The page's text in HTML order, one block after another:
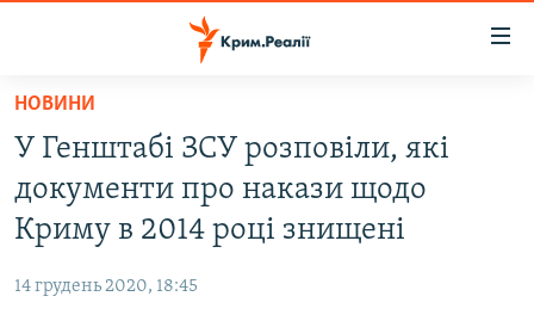
Перейти
основного
матеріалу
Перейти
до
основної
навігації
ВІДЕО ТА ФОТО
БЛОГИ
НОВИНИ
У Генштабі ЗСУ розповіли, які
документи про накази щодо
Криму в 2014 році знищені
14 грудень 2020, 18:45